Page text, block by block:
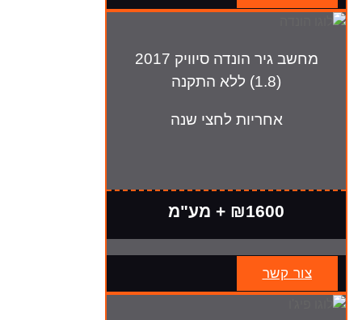
מחשב גיר הונדה סיוויק 2017
(1.8) ללא התקנה
אחריות לחצי שנה
₪1600 + מע"מ
צור קשר